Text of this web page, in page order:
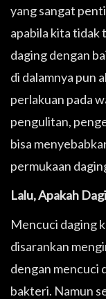
yang sangat
apabila kita tidak
daging dengan
di dalamnya pun
perlakuan pada
pengulitan,
bisa
permukaan
Lalu, Apakah
Mencuci daging
disarankan
dengan mencuci
bakteri. Namun